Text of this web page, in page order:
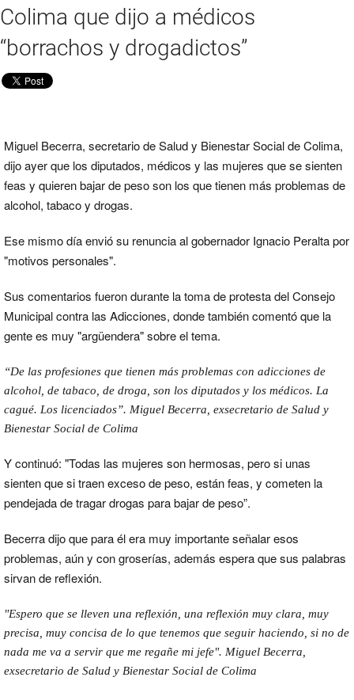
Colima que dijo a médicos
“borrachos y drogadictos”
Miguel Becerra, secretario de Salud y Bienestar Social de Colima,
dijo ayer que los diputados, médicos y las mujeres que se sienten
feas y quieren bajar de peso son los que tienen más problemas de
alcohol, tabaco y drogas.
Ese mismo día envió su renuncia al gobernador Ignacio Peralta por
"motivos personales".
Sus comentarios fueron durante la toma de protesta del Consejo
Municipal contra las Adicciones, donde también comentó que la
gente es muy "argüendera" sobre el tema.
“De las profesiones que tienen más problemas con adicciones de
alcohol, de tabaco, de droga, son los diputados y los médicos. La
cagué. Los licenciados”. Miguel Becerra, exsecretario de Salud y
Bienestar Social de Colima
Y continuó: "Todas las mujeres son hermosas, pero si unas
sienten que si traen exceso de peso, están feas, y cometen la
pendejada de tragar drogas para bajar de peso”.
Becerra dijo que para él era muy importante señalar esos
problemas, aún y con groserías, además espera que sus palabras
sirvan de reflexión.
"Espero que se lleven una reflexión, una reflexión muy clara, muy
precisa, muy concisa de lo que tenemos que seguir haciendo, si no de
nada me va a servir que me regañe mi jefe". Miguel Becerra,
exsecretario de Salud y Bienestar Social de Colima